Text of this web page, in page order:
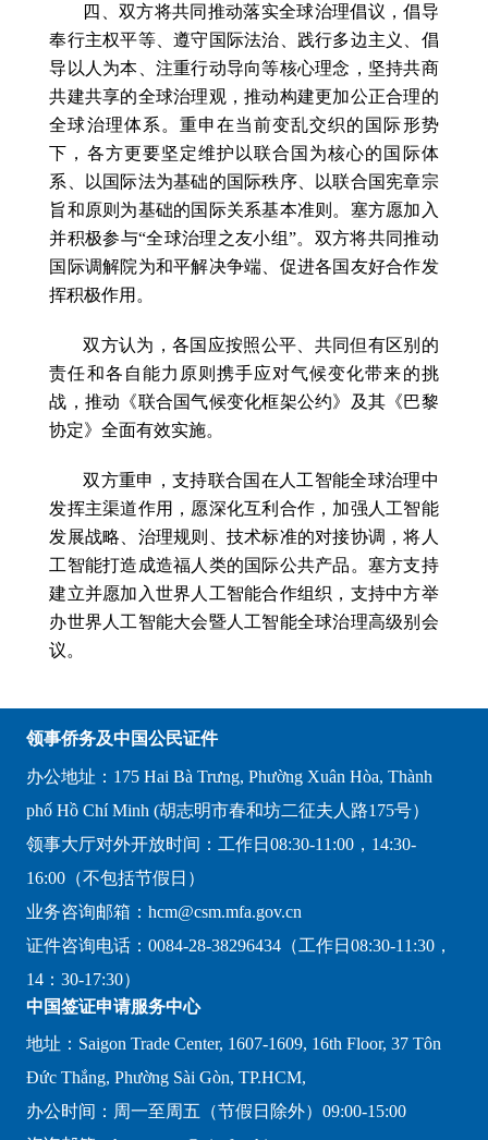
四、双方将共同推动落实全球治理倡议，倡导
奉行主权平等、遵守国际法治、践行多边主义、倡
导以人为本、注重行动导向等核心理念，坚持共商
共建共享的全球治理观，推动构建更加公正合理的
全球治理体系。重申在当前变乱交织的国际形势
下，各方更要坚定维护以联合国为核心的国际体
系、以国际法为基础的国际秩序、以联合国宪章宗
旨和原则为基础的国际关系基本准则。塞方愿加入
并积极参与“全球治理之友小组”。双方将共同推动
国际调解院为和平解决争端、促进各国友好合作发
挥积极作用。
双方认为，各国应按照公平、共同但有区别的
责任和各自能力原则携手应对气候变化带来的挑
战，推动《联合国气候变化框架公约》及其《巴黎
协定》全面有效实施。
双方重申，支持联合国在人工智能全球治理中
发挥主渠道作用，愿深化互利合作，加强人工智能
发展战略、治理规则、技术标准的对接协调，将人
工智能打造成造福人类的国际公共产品。塞方支持
建立并愿加入世界人工智能合作组织，支持中方举
办世界人工智能大会暨人工智能全球治理高级别会
议。
领事侨务及中国公民证件
办公地址：175 Hai Bà Trưng, Phường Xuân Hòa, Thành
phố Hồ Chí Minh (胡志明市春和坊二征夫人路175号）
领事大厅对外开放时间：工作日08:30-11:00，14:30-
16:00（不包括节假日）
业务咨询邮箱：hcm@csm.mfa.gov.cn
证件咨询电话：0084-28-38296434（工作日08:30-11:30，
14：30-17:30）
中国签证申请服务中心
地址：Saigon Trade Center, 1607-1609, 16th Floor, 37 Tôn
Đức Thắng, Phường Sài Gòn, TP.HCM,
办公时间：周一至周五（节假日除外）09:00-15:00